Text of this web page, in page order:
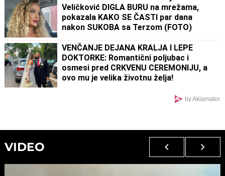
Veličković DIGLA BURU na mrežama,
pokazala KAKO SE ČASTI par dana
nakon SUKOBA sa Terzom (FOTO)
VENČANJE DEJANA KRALJA I LEPE
DOKTORKE: Romantični poljubac i
osmesi pred CRKVENU CEREMONIJU, a
ovo mu je velika životnu želja!
by Aklamator
VIDEO